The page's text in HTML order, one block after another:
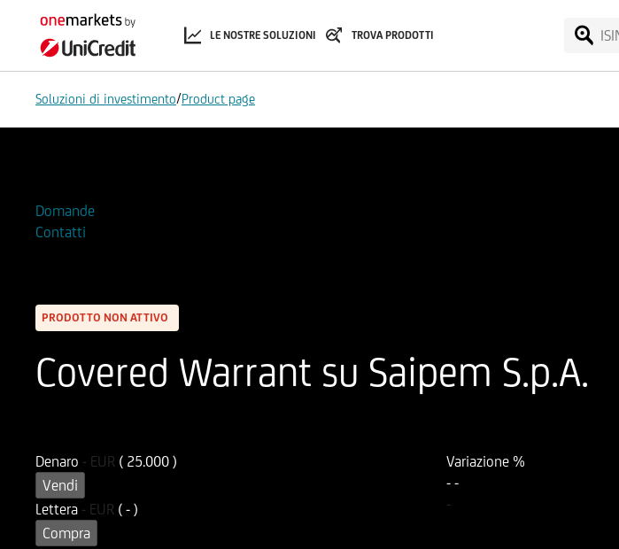
LE NOSTRE SOLUZIONI TROVA PRODOTTI
Soluzioni di investimento/Product page
Domande
Contatti
PRODOTTO NON ATTIVO
Covered Warrant su Saipem S.p.A.
Denaro - EUR ( 25.000 )
Vendi
Lettera - EUR ( - )
Compra
Variazione %
--
-